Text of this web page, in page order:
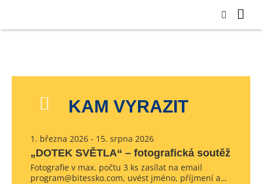
KAM VYRAZIT
1. března 2026 - 15. srpna 2026
„DOTEK SVĚTLA“ – fotografická soutěž
Fotografie v max. počtu 3 ks zasílat na email
program@bitessko.com, uvést jméno, příjmení a…